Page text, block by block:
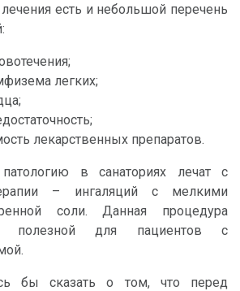
есть и небольшой перечень
легких;
лекарственных препаратов.
в санаториях лечат с
– ингаляций с мелкими
соли. Данная процедура
полезной для пациентов с
бы сказать о том, что перед